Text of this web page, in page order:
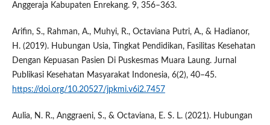
Anggeraja Kabupaten Enrekang. 9, 356–363.
Arifin, S., Rahman, A., Muhyi, R., Octaviana Putri, A., & Hadianor,
H. (2019). Hubungan Usia, Tingkat Pendidikan, Fasilitas Kesehatan
Dengan Kepuasan Pasien Di Puskesmas Muara Laung. Jurnal
Publikasi Kesehatan Masyarakat Indonesia, 6(2), 40–45.
https://doi.org/10.20527/jpkmi.v6i2.7457
Aulia, N. R., Anggraeni, S., & Octaviana, E. S. L. (2021). Hubungan